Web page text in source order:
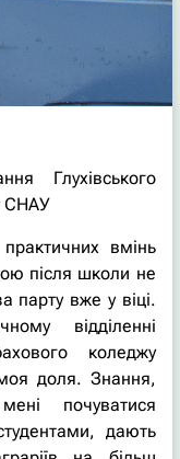
Глухівського
СНАУ
вмінь
після школи не
парту вже у віці.
відділенні
коледжу
доля. Знання,
почуватися
дають